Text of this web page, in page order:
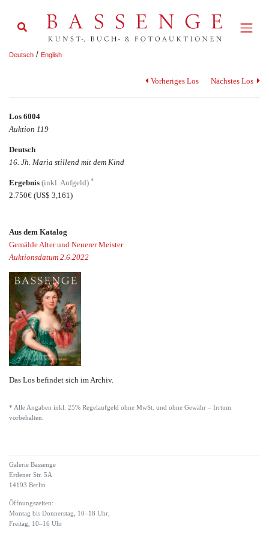
Deutsch / English
Vorheriges Los Nächstes Los
Los 6004
Auktion 119
Deutsch
16. Jh. Maria stillend mit dem Kind
Ergebnis (inkl. Aufgeld) *
2.750€ (US$ 3,161)
Aus dem Katalog
Gemälde Alter und Neuerer Meister
Auktionsdatum 2.6.2022
Das Los befindet sich im Archiv.
* Alle Angaben inkl. 25% Regelaufgeld ohne MwSt. und ohne Gewähr – Irrtum
vorbehalten.
Galerie Bassenge
Erdener Str. 5A
14193 Berlin
Öffnungszeiten:
Montag bis Donnerstag, 10–18 Uhr,
Freitag, 10–16 Uhr